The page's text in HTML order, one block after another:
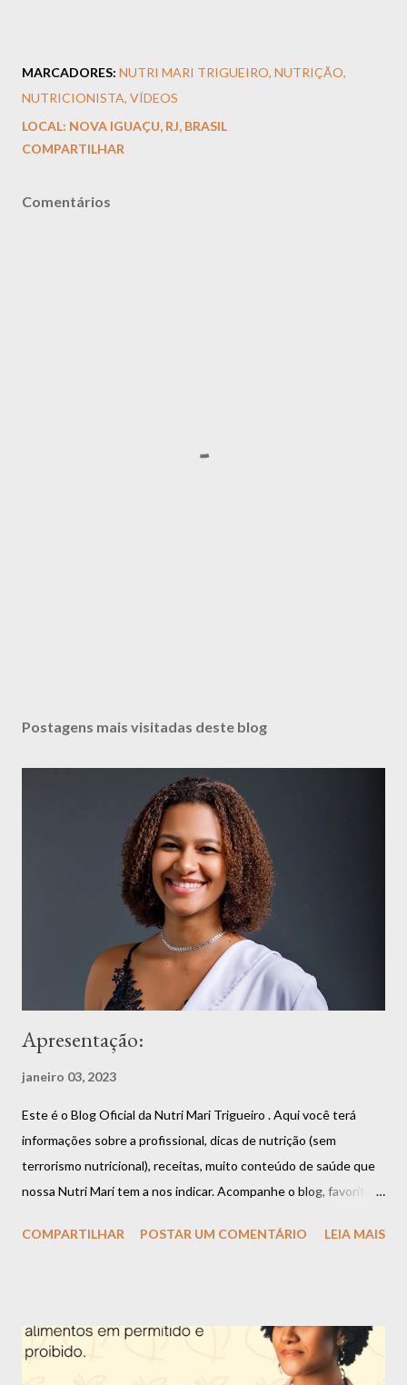
MARCADORES: NUTRI MARI TRIGUEIRO NUTRIÇÃO
NUTRICIONISTA VÍDEOS
LOCAL: NOVA IGUAÇU, RJ, BRASIL
COMPARTILHAR
Comentários
Postagens mais visitadas deste blog
Apresentação:
janeiro 03, 2023
Este é o Blog Oficial da Nutri Mari Trigueiro . Aqui você terá
informações sobre a profissional, dicas de nutrição (sem
terrorismo nutricional), receitas, muito conteúdo de saúde que
nossa Nutri Mari tem a nos indicar. Acompanhe o blog, favorite,
uma boa alimentação é garantia de saúde e longevidade.
anos e desde os 16 anos eu escolhi essa profissão por ver o
impacto que uma má alimentação causa na saúde e querer
COMPARTILHAR POSTAR UM COMENTÁRIO LEIA MAIS